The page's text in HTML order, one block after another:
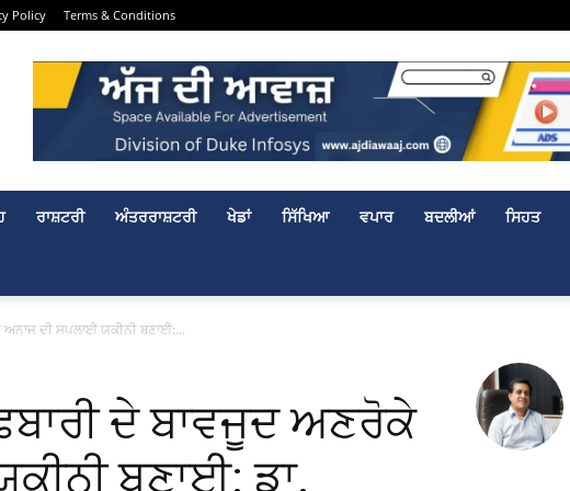
Policy Terms & Conditions
ਰਾਸ਼ਟਰੀ ਅੰਤਰਰਾਸ਼ਟਰੀ ਖੇਡਾਂ ਸਿੱਖਿਆ ਵਪਾਰ ਬਦਲੀਆਂ ਸਿਹਤ
ਅਨਾਜ ਦੀ ਸਪਲਾਈ ਯਕੀਨੀ ਬਣਾਈ:...
ਦੇ ਬਾਵਜੂਦ ਅਣਰੋਕੇ
ਬਣਾਈ: ਡਾ.